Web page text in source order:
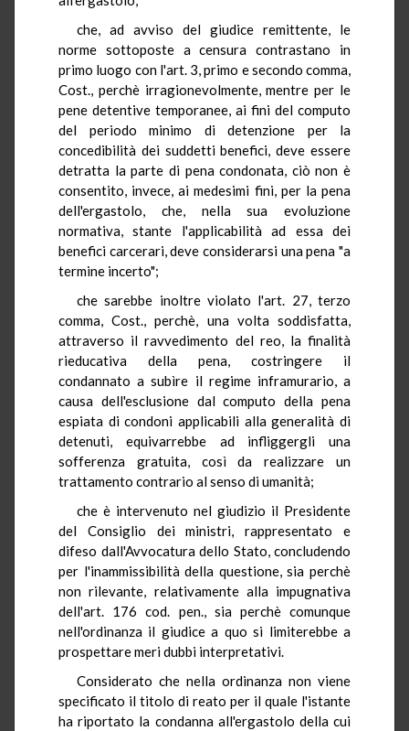
che, ad avviso del giudice remittente, le
norme sottoposte a censura contrastano in
primo luogo con l'art. 3, primo e secondo comma,
Cost., perchè irragionevolmente, mentre per le
pene detentive temporanee, ai fini del computo
del periodo minimo di detenzione per la
concedibilità dei suddetti benefici, deve essere
detratta la parte di pena condonata, ciò non è
consentito, invece, ai medesimi fini, per la pena
dell'ergastolo, che, nella sua evoluzione
normativa, stante l'applicabilità ad essa dei
benefici carcerari, deve considerarsi una pena "a
termine incerto";
che sarebbe inoltre violato l'art. 27, terzo
comma, Cost., perchè, una volta soddisfatta,
attraverso il ravvedimento del reo, la finalità
rieducativa della pena, costringere il
condannato a subìre il regime inframurario, a
causa dell'esclusione dal computo della pena
espiata di condoni applicabili alla generalità di
detenuti, equivarrebbe ad infliggergli una
sofferenza gratuita, così da realizzare un
trattamento contrario al senso di umanità;
che è intervenuto nel giudizio il Presidente
del Consiglio dei ministri, rappresentato e
difeso dall'Avvocatura dello Stato, concludendo
per l'inammissibilità della questione, sia perchè
non rilevante, relativamente alla impugnativa
dell'art. 176 cod. pen., sia perchè comunque
nell'ordinanza il giudice a quo si limiterebbe a
prospettare meri dubbi interpretativi.
Considerato che nella ordinanza non viene
specificato il titolo di reato per il quale l'istante
ha riportato la condanna all'ergastolo della cui